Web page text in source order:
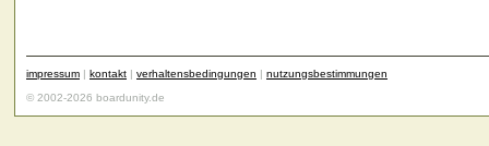
impressum | kontakt | verhaltensbedingungen | nutzungsbestimmungen
© 2002-2026 boardunity.de